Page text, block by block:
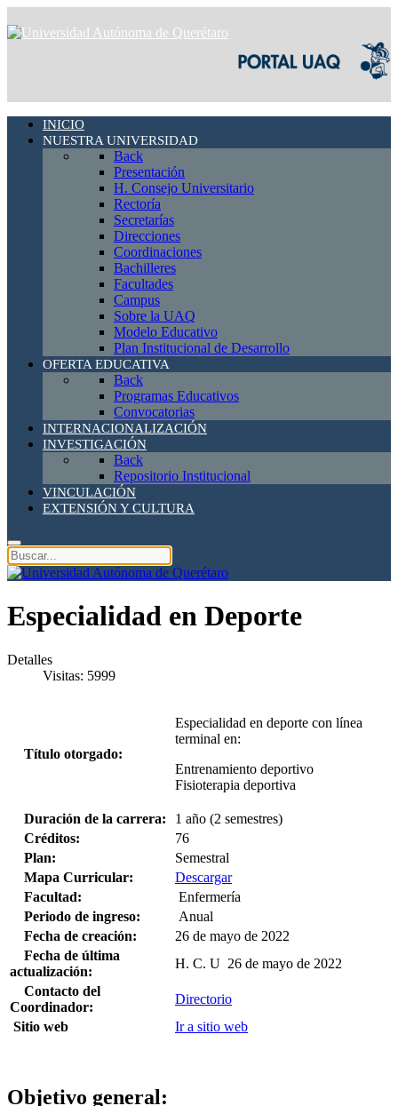
INICIO
NUESTRA UNIVERSIDAD
Back
Presentación
H. Consejo Universitario
Rectoría
Secretarías
Direcciones
Coordinaciones
Bachilleres
Facultades
Campus
Sobre la UAQ
Modelo Educativo
Plan Institucional de Desarrollo
OFERTA EDUCATIVA
Back
Programas Educativos
Convocatorias
INTERNACIONALIZACIÓN
INVESTIGACIÓN
Back
Repositorio Institucional
VINCULACIÓN
EXTENSIÓN Y CULTURA
Especialidad en Deporte
Detalles
Visitas: 5999
Título otorgado:
Especialidad en deporte con línea
terminal en:
Entrenamiento deportivo
Fisioterapia deportiva
Duración de la carrera:
1 año (2 semestres)
Créditos:
76
Plan:
Semestral
Mapa Curricular:
Descargar
Facultad:
Enfermería
Periodo de ingreso:
Anual
Fecha de creación:
26 de mayo de 2022
Fecha de última
actualización:
H. C. U 26 de mayo de 2022
Contacto del
Coordinador:
Directorio
Sitio web
Ir a sitio web
Objetivo general: